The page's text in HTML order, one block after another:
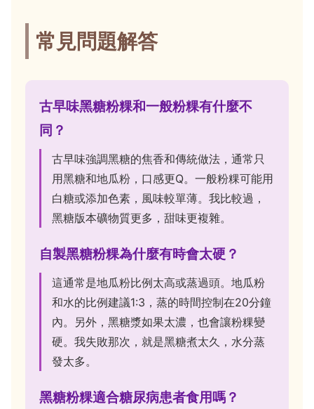
常見問題解答
古早味黑糖粉粿和一般粉粿有什麼不
同？
古早味強調黑糖的焦香和傳統做法，通常只
用黑糖和地瓜粉，口感更Q。一般粉粿可能用
白糖或添加色素，風味較單薄。我比較過，
黑糖版本礦物質更多，甜味更複雜。
自製黑糖粉粿為什麼有時會太硬？
這通常是地瓜粉比例太高或蒸過頭。地瓜粉
和水的比例建議1:3，蒸的時間控制在20分鐘
內。另外，黑糖漿如果太濃，也會讓粉粿變
硬。我失敗那次，就是黑糖煮太久，水分蒸
發太多。
黑糖粉粿適合糖尿病患者食用嗎？